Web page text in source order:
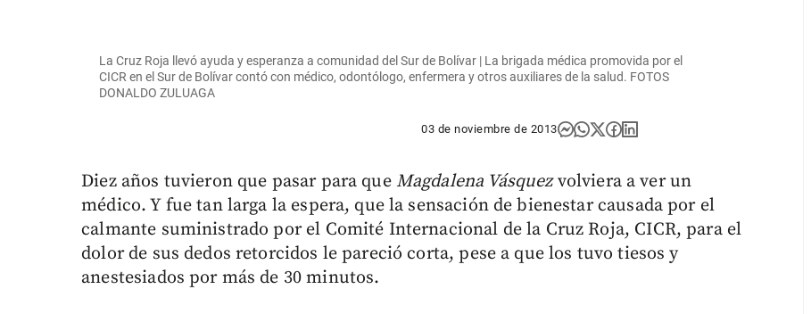
La Cruz Roja llevó ayuda y esperanza a comunidad del Sur de Bolívar | La brigada médica promovida por el
CICR en el Sur de Bolívar contó con médico, odontólogo, enfermera y otros auxiliares de la salud. FOTOS
DONALDO ZULUAGA
03 de noviembre de 2013
Diez años tuvieron que pasar para que Magdalena Vásquezvolviera a ver un
médico. Y fue tan larga la espera, que la sensación de bienestar causada por el
calmante suministrado por el Comité Internacional de la Cruz Roja, CICR, para el
dolor de sus dedos retorcidos le pareció corta, pese a que los tuvo tiesos y
anestesiados por más de 30 minutos.